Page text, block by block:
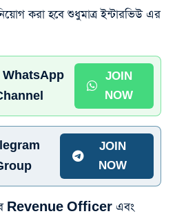
নিয়োগ করা হবে শুধুমাত্র ইন্টারভিউ এর
JOIN
NOW
JOIN
NOW
Revenue Officer এবং